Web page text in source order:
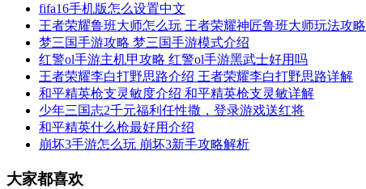
fifa16手机版怎么设置中文
王者荣耀鲁班大师怎么玩 王者荣耀神匠鲁班大师玩法攻略
梦三国手游攻略 梦三国手游模式介绍
红警ol手游主机甲攻略 红警ol手游黑武士好用吗
王者荣耀李白打野思路介绍 王者荣耀李白打野思路详解
和平精英枪支灵敏度介绍 和平精英枪支灵敏详解
少年三国志2千元福利任性撒，登录游戏送红将
和平精英什么枪最好用介绍
崩坏3手游怎么玩 崩坏3新手攻略解析
大家都喜欢